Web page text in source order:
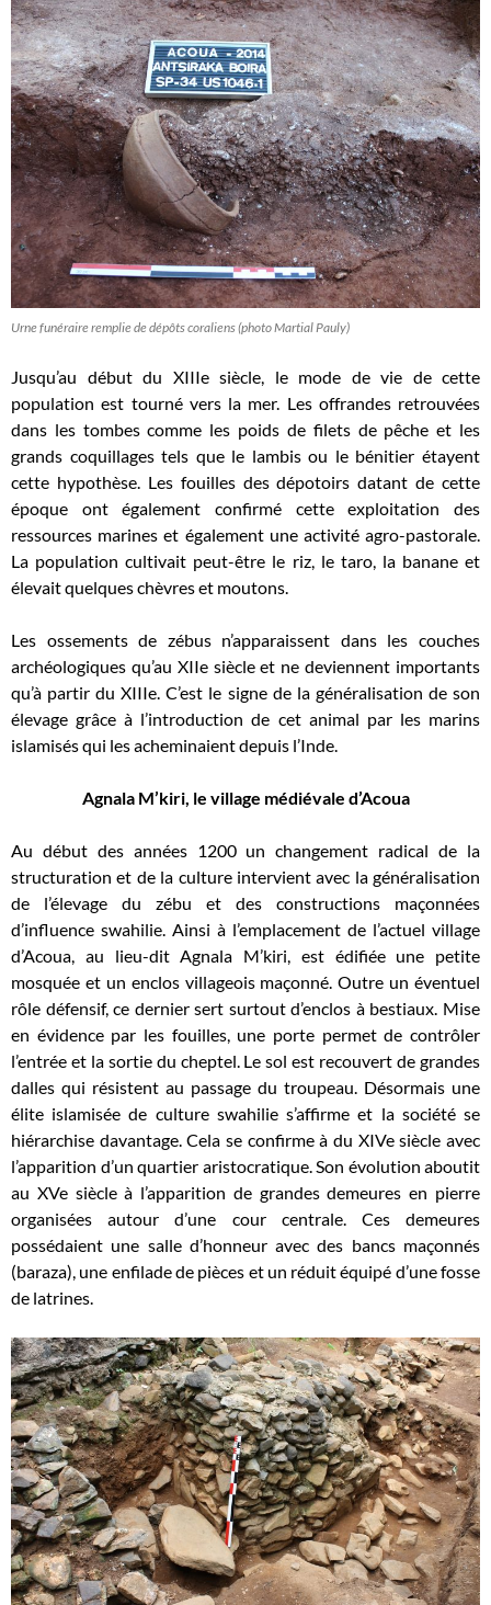
Urne funéraire remplie de dépôts coraliens (photo Martial Pauly)
Jusqu’au début du XIIIe siècle, le mode de vie de cette
population est tourné vers la mer. Les offrandes retrouvées
dans les tombes comme les poids de filets de pêche et les
grands coquillages tels que le lambis ou le bénitier étayent
cette hypothèse. Les fouilles des dépotoirs datant de cette
époque ont également confirmé cette exploitation des
ressources marines et également une activité agro-pastorale.
La population cultivait peut-être le riz, le taro, la banane et
élevait quelques chèvres et moutons.
Les ossements de zébus n’apparaissent dans les couches
archéologiques qu’au XIIe siècle et ne deviennent importants
qu’à partir du XIIIe. C’est le signe de la généralisation de son
élevage grâce à l’introduction de cet animal par les marins
islamisés qui les acheminaient depuis l’Inde.
Agnala M’kiri, le village médiévale d’Acoua
Au début des années 1200 un changement radical de la
structuration et de la culture intervient avec la généralisation
de l’élevage du zébu et des constructions maçonnées
d’influence swahilie. Ainsi à l’emplacement de l’actuel village
d’Acoua, au lieu-dit Agnala M’kiri, est édifiée une petite
mosquée et un enclos villageois maçonné. Outre un éventuel
rôle défensif, ce dernier sert surtout d’enclos à bestiaux. Mise
en évidence par les fouilles, une porte permet de contrôler
l’entrée et la sortie du cheptel. Le sol est recouvert de grandes
dalles qui résistent au passage du troupeau. Désormais une
élite islamisée de culture swahilie s’affirme et la société se
hiérarchise davantage. Cela se confirme à du XIVe siècle avec
l’apparition d’un quartier aristocratique. Son évolution aboutit
au XVe siècle à l’apparition de grandes demeures en pierre
organisées autour d’une cour centrale. Ces demeures
possédaient une salle d’honneur avec des bancs maçonnés
(baraza), une enfilade de pièces et un réduit équipé d’une fosse
de latrines.